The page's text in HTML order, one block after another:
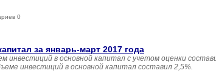
0
за январь-март 2017 года
инвестиций в основной капитал с учетом оценки
инвестиций в основной капитал составил 2,5%.